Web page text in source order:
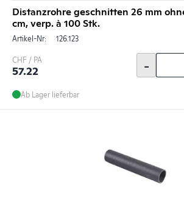
Distanzrohre geschnitten 26 mm
cm, verp. à 100 Stk.
Artikel-Nr: 126.123
CHF / PA
57.22 -
Ab Lager lieferbar